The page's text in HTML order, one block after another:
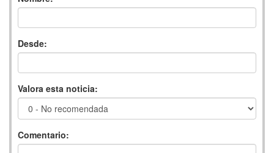
Desde:
Valora esta noticia:
Comentario: